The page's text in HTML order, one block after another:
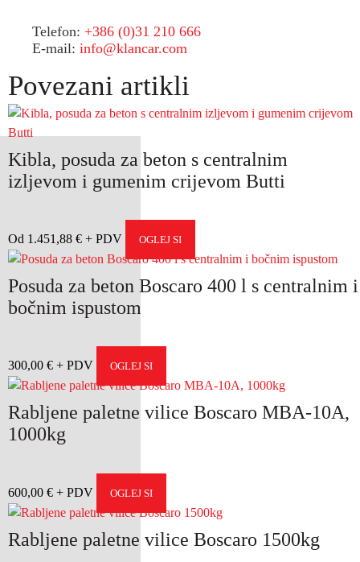
Telefon: +386 (0)31 210 666
E-mail: info@klancar.com
Povezani artikli
Kibla, posuda za beton s centralnim
izljevom i gumenim crijevom Butti
Od 1.451,88 € OGLEJ SI
Posuda za beton Boscaro 400 l s centralnim i
bočnim ispustom
300,00 € OGLEJ SI
Rabljene paletne vilice Boscaro MBA-10A,
1000kg
600,00 € OGLEJ SI
Rabljene paletne vilice Boscaro 1500kg